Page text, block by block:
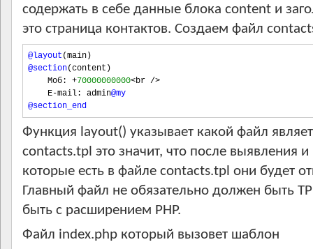
содержать в себе данные блока content и
это страница контактов. Создаем файл
@layout (main )
@section(content )
    Моб
: +70000000000<br />
    E
-mail: admin@my
@section_end
Функция layout() указывает какой файл
contacts.tpl это значит, что после выявления
которые есть в файле contacts.tpl они будет
Главный файл не обязательно должен быть
быть с расширением PHP.
Файл index.php который вызовет шаблон